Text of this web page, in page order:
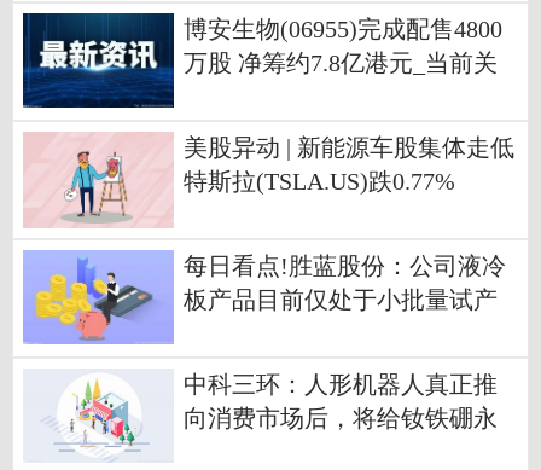
博安生物(06955)完成配售4800
万股 净筹约7.8亿港元_当前关
美股异动 | 新能源车股集体走低
特斯拉(TSLA.US)跌0.77%
每日看点!胜蓝股份：公司液冷
板产品目前仅处于小批量试产
中科三环：人形机器人真正推
向消费市场后，将给钕铁硼永